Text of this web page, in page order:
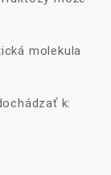
molekula
k: